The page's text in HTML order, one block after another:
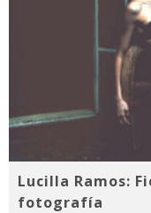
Lucilla Ramos:
fotografía